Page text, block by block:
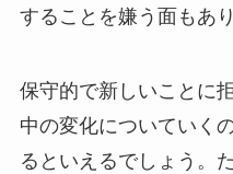
することを嫌う面もあり
保守的で新しいことに
中の変化についていく
るといえるでしょう。